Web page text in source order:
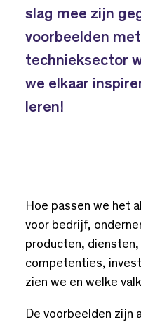
slag mee zijn
voorbeelden
technieksector
we elkaar
leren!
Hoe passen we het
voor bedrijf,
producten,
competenties,
zien we en welke
De voorbeelden zijn